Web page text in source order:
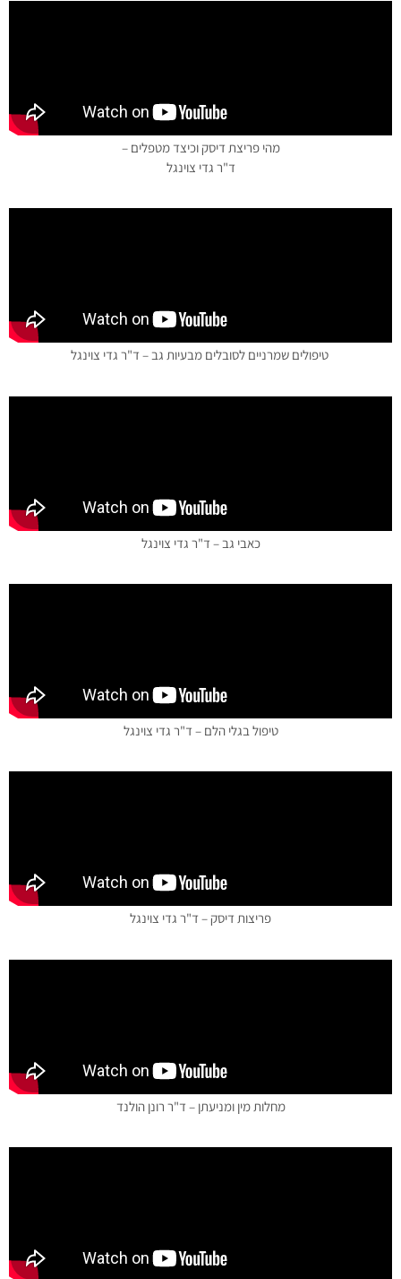
מהי פריצת דיסק וכיצד מטפלים –
ד"ר גדי צוינגל
טיפולים שמרניים לסובלים מבעיות גב – ד"ר גדי צוינגל
כאבי גב – ד"ר גדי צוינגל
טיפול בגלי הלם – ד"ר גדי צוינגל
פריצות דיסק – ד"ר גדי צוינגל
מחלות מין ומניעתן – ד"ר רונן הולנד